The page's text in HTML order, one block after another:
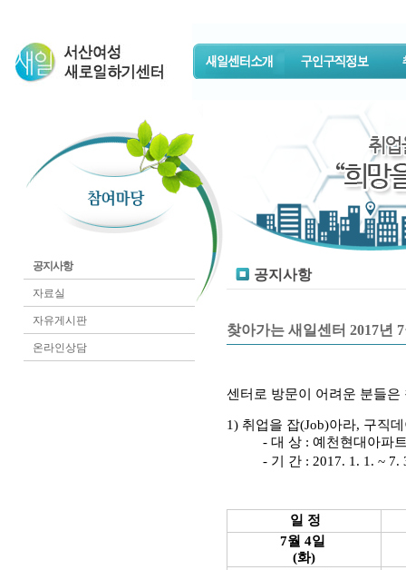
공지사항
자료실
자유게시판
온라인상담
공지사항
찾아가는 새일센터 2017년
센터로 방문이 어려운 분들
1) 취업을 잡(Job)아라, 구직
- 대 상 : 예천현대아파
- 기 간 : 2017. 1. 1. ~ 7.
일 정
7월 4일
(화)